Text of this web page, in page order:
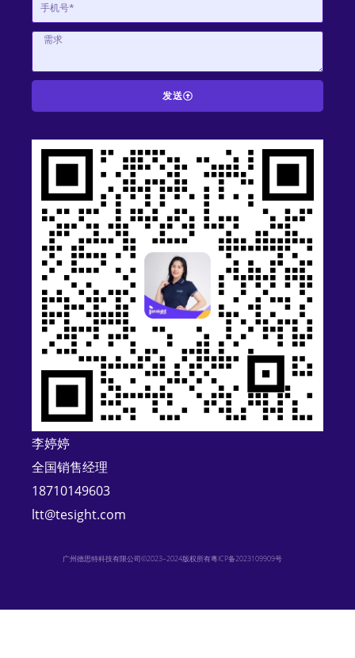
发送
:
李婷婷
全国销售经理
18710149603
ltt@tesight.com
广州德思特科技有限公司©2023–2024版权所有粤ICP备2023109909号